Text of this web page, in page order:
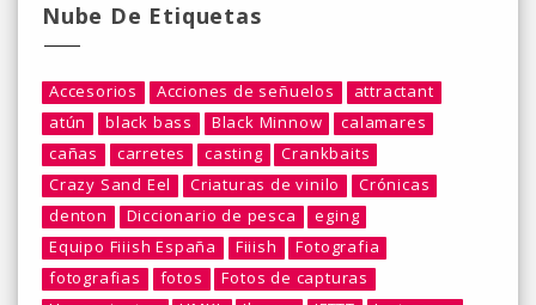
Nube De Etiquetas
Accesorios Acciones de señuelos
attractant
atún
black bass Black Minnow
calamares
cañas
carretes casting
Crankbaits
Crazy Sand Eel
Criaturas de vinilo
Crónicas
denton
Diccionario de pesca
eging
Equipo Fiiish España
Fiiish
Fotografia
fotografias
fotos
Fotos de capturas